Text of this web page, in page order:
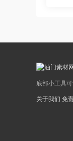
底部小工具
关于我们 免